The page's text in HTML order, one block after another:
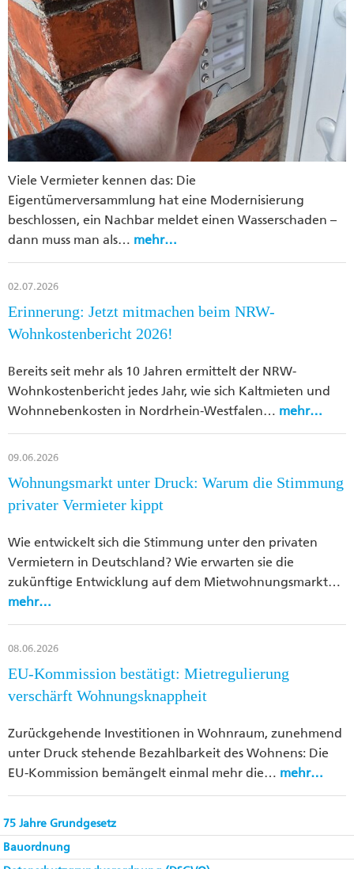
Viele Vermieter kennen das: Die
Eigentümerversammlung hat eine Modernisierung
beschlossen, ein Nachbar meldet einen Wasserschaden –
dann muss man als… mehr…
02.07.2026
Erinnerung: Jetzt mitmachen beim NRW-
Wohnkostenbericht 2026!
Bereits seit mehr als 10 Jahren ermittelt der NRW-
Wohnkostenbericht jedes Jahr, wie sich Kaltmieten und
Wohnnebenkosten in Nordrhein-Westfalen… mehr…
09.06.2026
Wohnungsmarkt unter Druck: Warum die Stimmung
privater Vermieter kippt
Wie entwickelt sich die Stimmung unter den privaten
Vermietern in Deutschland? Wie erwarten sie die
zukünftige Entwicklung auf dem Mietwohnungsmarkt…
mehr…
08.06.2026
EU-Kommission bestätigt: Mietregulierung
verschärft Wohnungsknappheit
Zurückgehende Investitionen in Wohnraum, zunehmend
unter Druck stehende Bezahlbarkeit des Wohnens: Die
EU-Kommission bemängelt einmal mehr die… mehr…
75 Jahre Grundgesetz
Bauordnung